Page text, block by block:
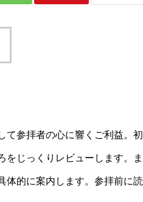
て参拝者の心に響くご利益。初
をじっくりレビューします。ま
体的に案内します。参拝前に読